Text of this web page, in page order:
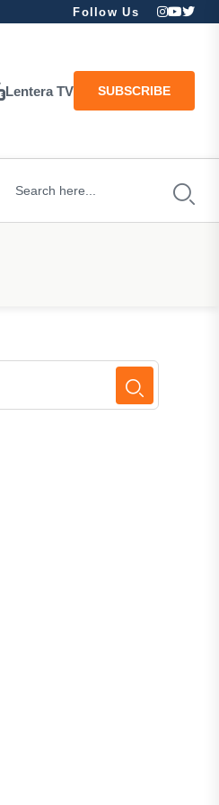
Follow Us
Lentera TV SUBSCRIBE